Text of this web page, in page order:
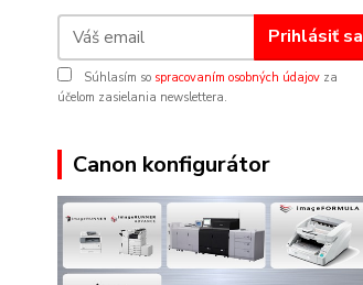
Prihlásiť sa
Súhlasím so spracovaním osobných údajov za
účelom zasielania newslettera.
Canon konfigurátor